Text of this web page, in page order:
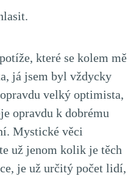
které se kolem mě
já jsem byl vždycky
velký optimista,
opravdu k dobrému
Mystické věci
už jenom kolik je těch
je už určitý počet lidí,